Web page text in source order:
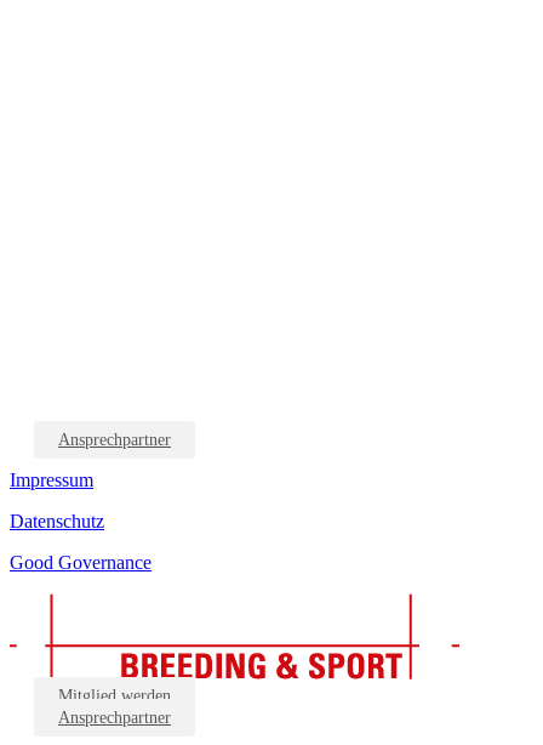
Ansprechpartner
Impressum
Datenschutz
Good Governance
Mitglied werden
Ansprechpartner